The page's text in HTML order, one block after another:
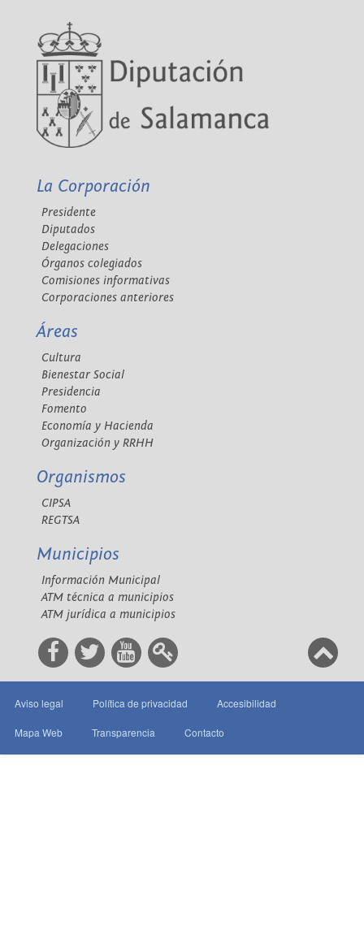
La Corporación
Presidente
Diputados
Delegaciones
Órganos colegiados
Comisiones informativas
Corporaciones anteriores
Áreas
Cultura
Bienestar Social
Presidencia
Fomento
Economía y Hacienda
Organización y RRHH
Organismos
CIPSA
REGTSA
Municipios
Información Municipal
ATM técnica a municipios
ATM jurídica a municipios
Aviso legal Política de privacidad Accesibilidad
Mapa Web Transparencia Contacto